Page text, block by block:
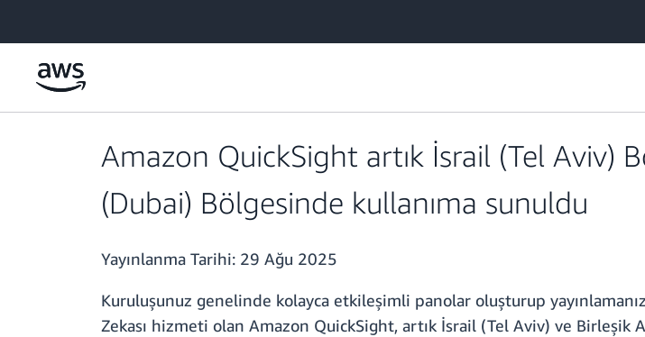
Amazon QuickSight artık İsrail (Tel Aviv)
(Dubai) Bölgesinde kullanıma sunuldu
Yayınlanma Tarihi: 29 Ağu 2025
Kuruluşunuz genelinde kolayca etkileşimli panolar oluşturup
Zekası hizmeti olan Amazon QuickSight, artık İsrail (Tel Aviv) ve